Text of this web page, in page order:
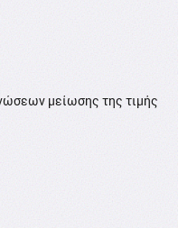
μείωσης της τιμής